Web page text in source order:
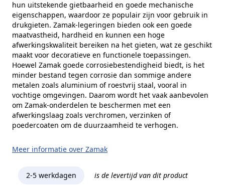
hun uitstekende gietbaarheid en goede mechanische
eigenschappen, waardoor ze populair zijn voor gebruik in
drukgieten. Zamak-legeringen bieden ook een goede
maatvastheid, hardheid en kunnen een hoge
afwerkingskwaliteit bereiken na het gieten, wat ze geschikt
maakt voor decoratieve en functionele toepassingen.
Hoewel Zamak goede corrosiebestendigheid biedt, is het
minder bestand tegen corrosie dan sommige andere
metalen zoals aluminium of roestvrij staal, vooral in
vochtige omgevingen. Daarom wordt het vaak aanbevolen
om Zamak-onderdelen te beschermen met een
afwerkingslaag zoals verchromen, verzinken of
poedercoaten om de duurzaamheid te verhogen.
Meer informatie over Zamak
2-5 werkdagen is de levertijd van dit product